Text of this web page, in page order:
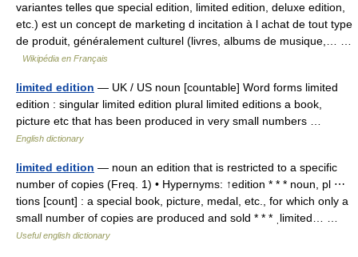
variantes telles que special edition, limited edition, deluxe edition,
etc.) est un concept de marketing d incitation à l achat de tout type
de produit, généralement culturel (livres, albums de musique,… …
Wikipédia en Français
limited edition — UK / US noun [countable] Word forms limited
edition : singular limited edition plural limited editions a book,
picture etc that has been produced in very small numbers …
English dictionary
limited edition — noun an edition that is restricted to a specific
number of copies (Freq. 1) • Hypernyms: ↑edition * * * noun, pl ⋯
tions [count] : a special book, picture, medal, etc., for which only a
small number of copies are produced and sold * * * ˌlimited… …
Useful english dictionary